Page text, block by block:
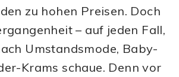
zu hohen Preisen. Doch
– auf jeden Fall,
Umstandsmode, Baby-
Krams schaue. Denn vor